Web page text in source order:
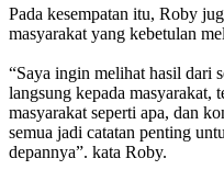
Pada kesempatan itu, Roby
masyarakat yang kebetulan
“Saya ingin melihat hasil dari
langsung kepada masyarakat,
masyarakat seperti apa, dan
semua jadi catatan penting
depannya”. kata Roby.